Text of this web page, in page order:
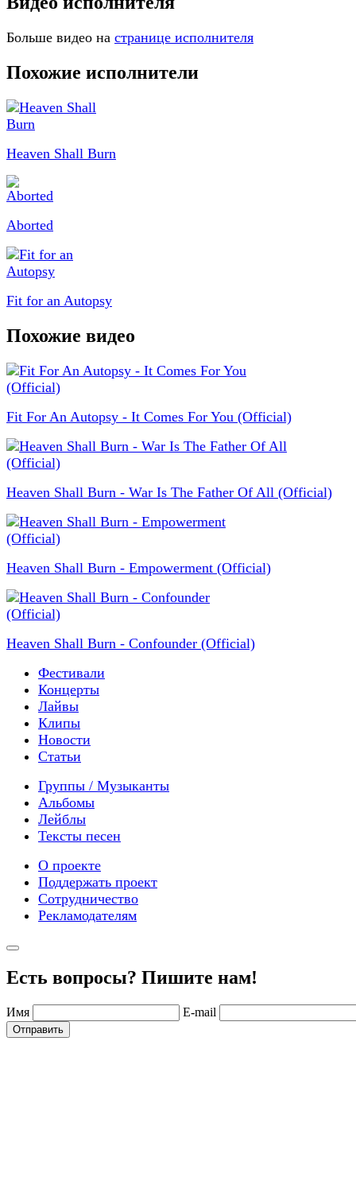
Больше видео на странице исполнителя
Похожие исполнители
Heaven Shall Burn
Aborted
Fit for an Autopsy
Похожие видео
Fit For An Autopsy - It Comes For You (Official)
Heaven Shall Burn - War Is The Father Of All (Official)
Heaven Shall Burn - Empowerment (Official)
Heaven Shall Burn - Confounder (Official)
Фестивали
Концерты
Лайвы
Клипы
Новости
Статьи
Группы / Музыканты
Альбомы
Лейблы
Тексты песен
О проекте
Поддержать проект
Сотрудничество
Рекламодателям
Есть вопросы? Пишите нам!
Имя E-mail